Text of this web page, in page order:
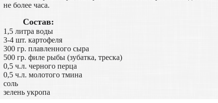
не более часа.
Состав:
1,5 литра воды
3-4 шт. картофеля
300 гр. плавленного сыра
500 гр. филе рыбы (зубатка, треска)
0,5 ч.л. черного перца
0,5 ч.л. молотого тмина
соль
зелень укропа